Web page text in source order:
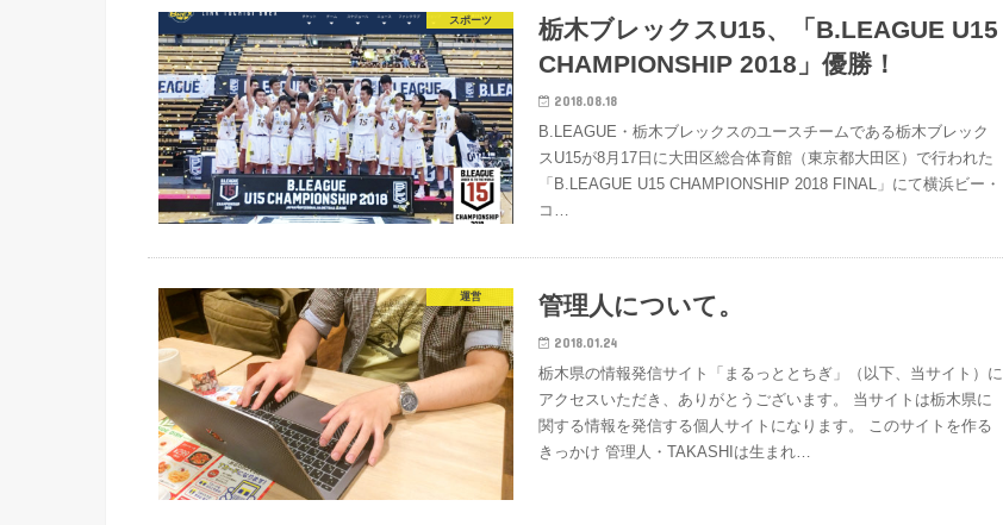
スポーツ
栃木ブレックスU15、「B.LEAGUE U15
CHAMPIONSHIP 2018」優勝！
2018.08.18
B.LEAGUE・栃木ブレックスのユースチームである栃木ブレック
スU15が8月17日に大田区総合体育館（東京都大田区）で行われた
「B.LEAGUE U15 CHAMPIONSHIP 2018 FINAL」にて横浜ビー・
コ…
運営 管理人について。
2018.01.24
栃木県の情報発信サイト「まるっととちぎ」（以下、当サイト）に
アクセスいただき、ありがとうございます。 当サイトは栃木県に
関する情報を発信する個人サイトになります。 このサイトを作る
きっかけ 管理人・TAKASHIは生まれ…